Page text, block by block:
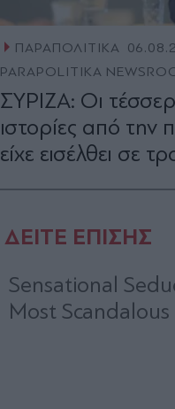
ΠΑΡΑΠΟΛΙΤΙΚΑ
PARAPOLITIKA
ΣΥΡΙΖΑ: Οι
ιστορίες από την
είχε εισέλθει σε